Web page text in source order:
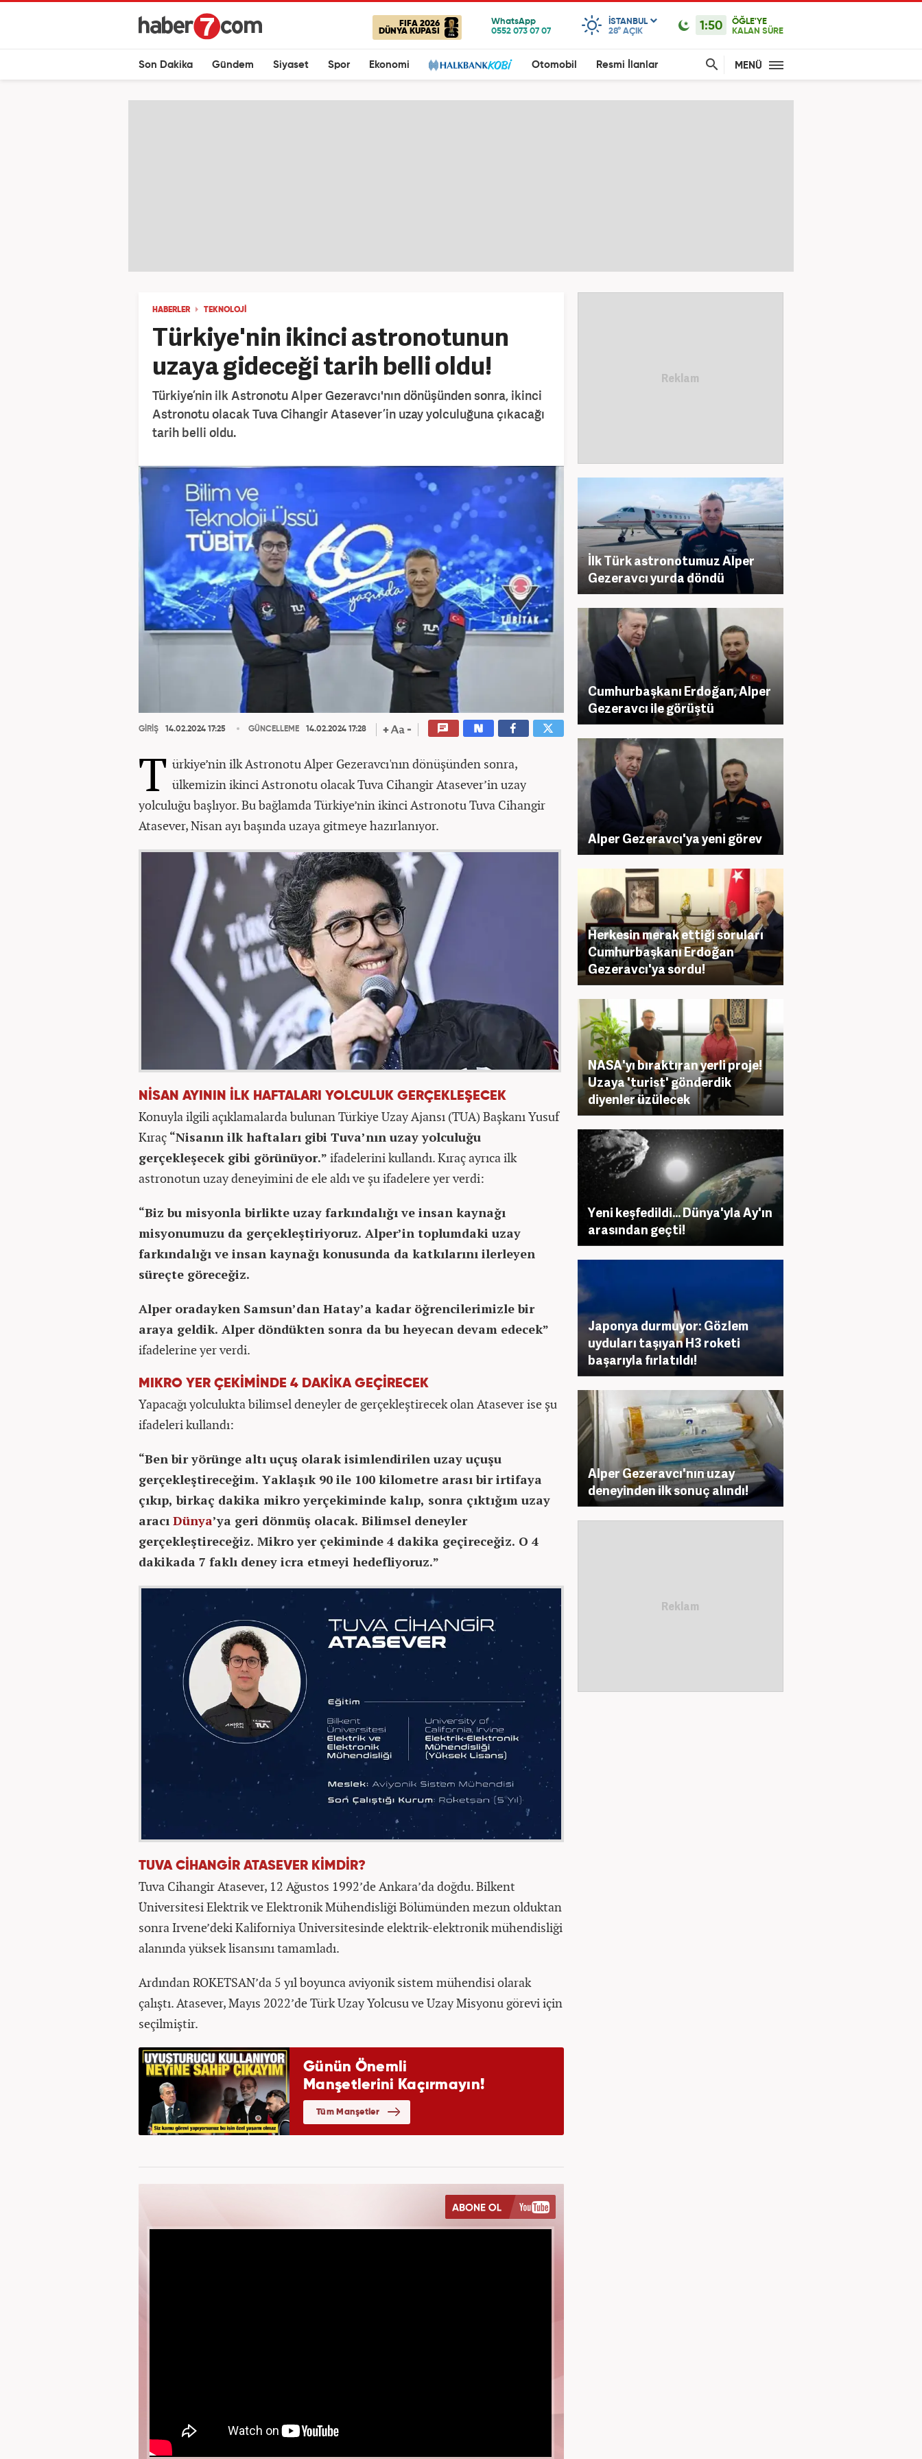
FIFA 2026
DÜNYA KUPASI
ISTANBUL
28° AÇIK 1:50
ÖĞLE'YE
KALAN SÜRE
Son Dakika Gündem Siyaset Spor Ekonomi Otomobil Resmi İlanlar MENÜ
HABERLER TEKNOLOJİ
Türkiye'nin ikinci astronotunun
uzaya gideceği tarih belli oldu!
Türkiye’nin ilk Astronotu Alper Gezeravcı'nın dönüşünden sonra, ikinci
Astronotu olacak Tuva Cihangir Atasever’in uzay yolculuğuna çıkacağı
tarih belli oldu.
GİRİŞ 14.02.2024 17:25 GÜNCELLEME 14.02.2024 17:28
T ürkiye’nin ilk Astronotu Alper Gezeravcı'nın dönüşünden sonra,
ülkemizin ikinci Astronotu olacak Tuva Cihangir Atasever’in uzay
yolculuğu başlıyor. Bu bağlamda Türkiye’nin ikinci Astronotu Tuva Cihangir
Atasever, Nisan ayı başında uzaya gitmeye hazırlanıyor.
NİSAN AYININ İLK HAFTALARI YOLCULUK GERÇEKLEŞECEK
Konuyla ilgili açıklamalarda bulunan Türkiye Uzay Ajansı (TUA) Başkanı Yusuf
Kıraç “Nisanın ilk haftaları gibi Tuva’nın uzay yolculuğu
gerçekleşecek gibi görünüyor.” ifadelerini kullandı. Kıraç ayrıca ilk
astronotun uzay deneyimini de ele aldı ve şu ifadelere yer verdi:
“Biz bu misyonla birlikte uzay farkındalığı ve insan kaynağı
misyonumuzu da gerçekleştiriyoruz. Alper’in toplumdaki uzay
farkındalığı ve insan kaynağı konusunda da katkılarını ilerleyen
süreçte göreceğiz.
Alper oradayken Samsun’dan Hatay’a kadar öğrencilerimizle bir
araya geldik. Alper döndükten sonra da bu heyecan devam edecek”
ifadelerine yer verdi.
MIKRO YER ÇEKİMİNDE 4 DAKİKA GEÇİRECEK
Yapacağı yolculukta bilimsel deneyler de gerçekleştirecek olan Atasever ise şu
ifadeleri kullandı:
“Ben bir yörünge altı uçuş olarak isimlendirilen uzay uçuşu
gerçekleştireceğim. Yaklaşık 90 ile 100 kilometre arası bir irtifaya
çıkıp, birkaç dakika mikro yerçekiminde kalıp, sonra çıktığım uzay
aracı Dünya’ya geri dönmüş olacak. Bilimsel deneyler
gerçekleştireceğiz. Mikro yer çekiminde 4 dakika geçireceğiz. O 4
dakikada 7 faklı deney icra etmeyi hedefliyoruz.”
TUVA CİHANGİR ATASEVER KİMDİR?
Tuva Cihangir Atasever, 12 Ağustos 1992’de Ankara’da doğdu. Bilkent
Üniversitesi Elektrik ve Elektronik Mühendisliği Bölümünden mezun olduktan
sonra Irvene’deki Kaliforniya Üniversitesinde elektrik-elektronik mühendisliği
alanında yüksek lisansını tamamladı.
Ardından ROKETSAN’da 5 yıl boyunca aviyonik sistem mühendisi olarak
çalıştı. Atasever, Mayıs 2022’de Türk Uzay Yolcusu ve Uzay Misyonu görevi için
seçilmiştir.
İlk Türk astronotumuz Alper
Gezeravcı yurda döndü
Cumhurbaşkanı Erdoğan, Alper
Gezeravcı ile görüştü
Alper Gezeravcı'ya yeni görev
Herkesin merak ettiği soruları
Cumhurbaşkanı Erdoğan
Gezeravcı'ya sordu!
NASA'yı bıraktıran yerli proje!
Uzaya 'turist' gönderdik
diyenler üzülecek
Yeni keşfedildi... Dünya'yla Ay'ın
arasından geçti!
Japonya durmuyor: Gözlem
uyduları taşıyan H3 roketi
başarıyla fırlatıldı!
Alper Gezeravcı'nın uzay
deneyinden ilk sonuç alındı!